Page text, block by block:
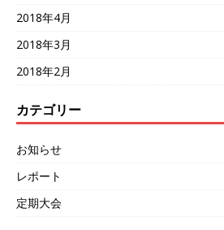
2018年4月
2018年3月
2018年2月
カテゴリー
お知らせ
レポート
定期大会